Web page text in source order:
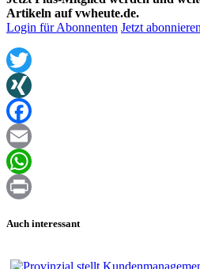
Artikeln auf vwheute.de.
Login für Abonnenten Jetzt
Twitter
XING
Facebook
Email
WhatsApp
Auch interessant